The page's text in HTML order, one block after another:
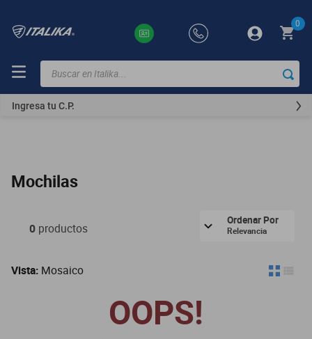
0
Buscar en Italika...
Ingresa tu C.P.
Mochilas
0 productos
Ordenar Por
Relevancia
Vista: Mosaico
OOPS!
TÉRMINOS
MÁS
motoneta
dm